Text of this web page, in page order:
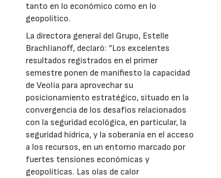
tanto en lo económico como en lo
geopolítico.
La directora general del Grupo, Estelle
Brachlianoff, declaró: “Los excelentes
resultados registrados en el primer
semestre ponen de manifiesto la capacidad
de Veolia para aprovechar su
posicionamiento estratégico, situado en la
convergencia de los desafíos relacionados
con la seguridad ecológica, en particular, la
seguridad hídrica, y la soberanía en el acceso
a los recursos, en un entorno marcado por
fuertes tensiones económicas y
geopolíticas. Las olas de calor